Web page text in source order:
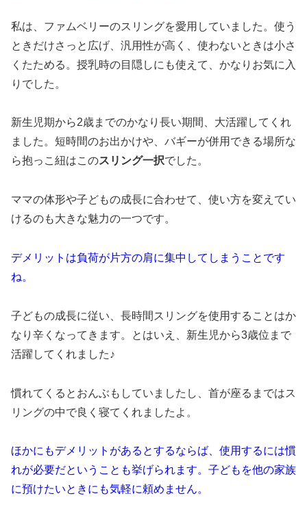
私は、ファムベリーのスリングを愛用していました。使う
ときだけさっと広げ、汎用性が高く、使わないときは小さ
くたためる。授乳時の目隠しにも使えて、かなりお気に入
りでした。
新生児期から2歳までのかなり長い期間、大活躍してくれ
ました。短時間のお出かけや、バギーが併用できる場所な
ら抱っこ紐はこ のスリング一択でした。
ママの体形や子どもの成長に合わせて、使い方を変えてい
けるのも大きな魅力の一つです。
デメリットは負荷が片方の肩に集中してしまうことです
ね。
子どもの成長に従い、長時間スリングを使用することはか
なり辛くなってきます。とはいえ、新生児から3歳位まで
活躍してくれました♪
慣れてくるとおんぶもしていましたし、首が座るまではス
リングの中で良く寝てくれましたよ。
ほかにもデメリットがあるとするならば、使用するには慣
れが必要だということも挙げられます。子どもを他の家族
に預けたいときにも気軽に頼めません。